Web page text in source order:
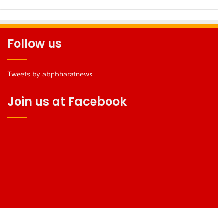
Follow us
Tweets by abpbharatnews
Join us at Facebook